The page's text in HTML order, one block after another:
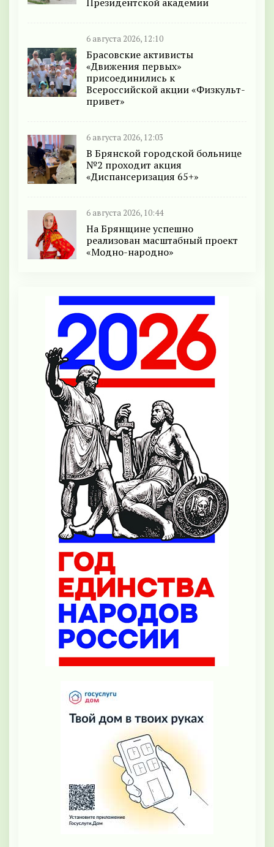
6 августа 2026, 12:10
Брасовские активисты
«Движения первых»
присоединились к
Всероссийской акции «Физкульт-
привет»
6 августа 2026, 12:03
В Брянской городской больнице
№2 проходит акция
«Диспансеризация 65+»
6 августа 2026, 10:44
На Брянщине успешно
реализован масштабный проект
«Модно-народно»